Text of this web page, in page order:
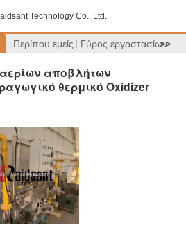
Technology Co., Ltd.
Περίπου εμείς Γύρος εργοστασίων
>>
αποβλήτων
θερμικό Oxidizer